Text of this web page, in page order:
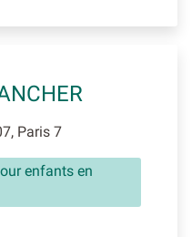
Paris 7
enfants en